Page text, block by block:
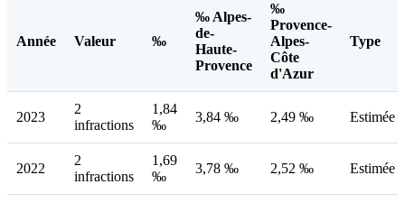
Année Valeur ‰
‰ Alpes-
de-
Haute-
Provence
‰
Provence-
Alpes-
Côte
d'Azur
Type
2023
2
infractions
1,84
‰
3,84 ‰ 2,49 ‰ Estimée
2022
2
infractions
1,69
‰
3,78 ‰ 2,52 ‰ Estimée